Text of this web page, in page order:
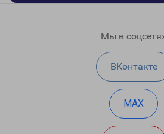
Мы в
ВКонтакте
MAX